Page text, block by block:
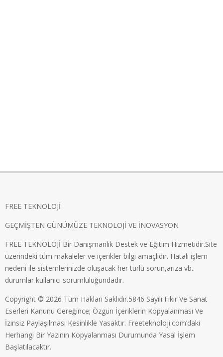
FREE TEKNOLOJİ
GEÇMİŞTEN GÜNÜMÜZE TEKNOLOJİ VE İNOVASYON
FREE TEKNOLOJİ Bir Danışmanlık Destek ve Eğitim Hizmetidir.Site
üzerindeki tüm makaleler ve içerikler bilgi amaçlıdır. Hatalı işlem
nedeni ile sistemlerinizde oluşacak her türlü sorun,arıza vb..
durumlar kullanıcı sorumluluğundadır.
Copyright © 2026 Tüm Hakları Saklıdır.5846 Sayılı Fikir Ve Sanat
Eserleri Kanunu Gereğince; Özgün İçeriklerin Kopyalanması Ve
İzinsiz Paylaşılması Kesinlikle Yasaktır. Freeteknoloji.com’daki
Herhangi Bir Yazının Kopyalanması Durumunda Yasal İşlem
Başlatılacaktır.